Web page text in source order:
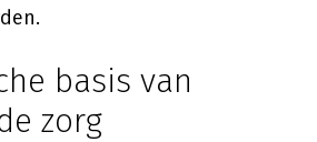
basis van
zorg